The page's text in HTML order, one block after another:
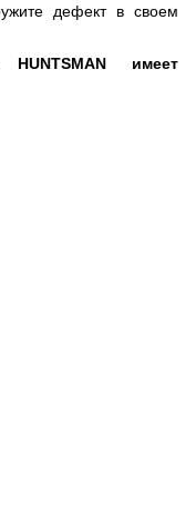
дефект в своем
имеет